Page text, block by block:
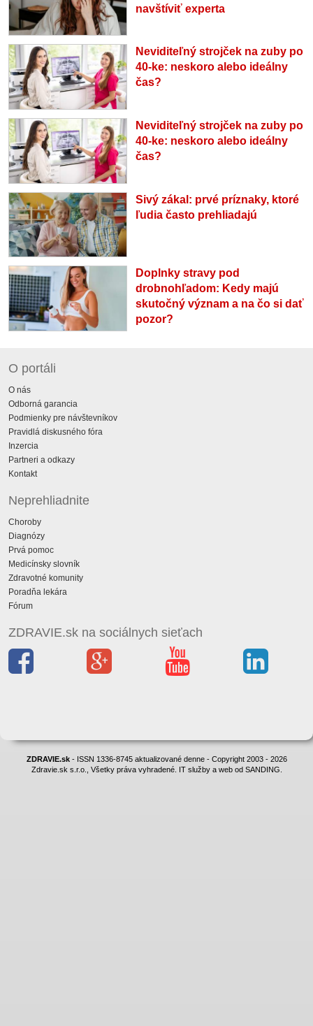
navštíviť experta
Neviditeľný strojček na zuby po
40-ke: neskoro alebo ideálny
čas?
Neviditeľný strojček na zuby po
40-ke: neskoro alebo ideálny
čas?
Sivý zákal: prvé príznaky, ktoré
ľudia často prehliadajú
Doplnky stravy pod
drobnohľadom: Kedy majú
skutočný význam a na čo si dať
pozor?
O portáli
O nás
Odborná garancia
Podmienky pre návštevníkov
Pravidlá diskusného fóra
Inzercia
Partneri a odkazy
Kontakt
Neprehliadnite
Choroby
Diagnózy
Prvá pomoc
Medicínsky slovník
Zdravotné komunity
Poradňa lekára
Fórum
ZDRAVIE.sk na sociálnych sieťach
ZDRAVIE.sk- ISSN 1336-8745 aktualizované denne - Copyright 2003 - 2026
Zdravie.sk s.r.o., Všetky práva vyhradené. IT služby a web od SANDING.